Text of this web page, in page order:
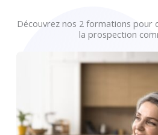
Découvrez nos 2 formations pour
la prospection